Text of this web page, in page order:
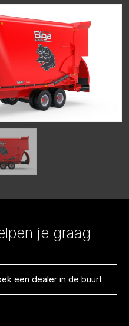
je graag
een dealer in de buurt